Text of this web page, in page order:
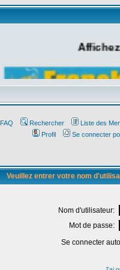
FAQ Rechercher
Liste des
Profil
Se connecter
Veuillez entrer votre nom
Nom d'utilisateur:
Mot de passe:
Se connecter